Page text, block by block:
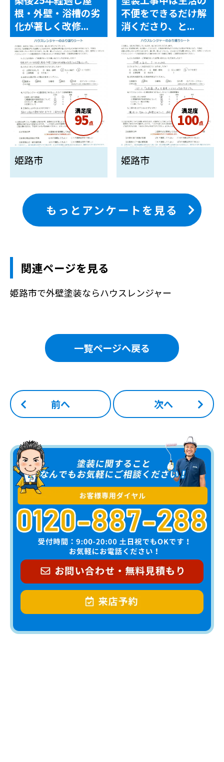
根・外壁・浴槽の劣
化が著しく改修...
満足度
95点
姫路市
不便をできるだけ解
消くださり、と...
満足度
100点
姫路市
もっとアンケートを見る
関連ページを見る
姫路市で外壁塗装ならハウスレンジャー
前へ
一覧ページへ戻る
次へ